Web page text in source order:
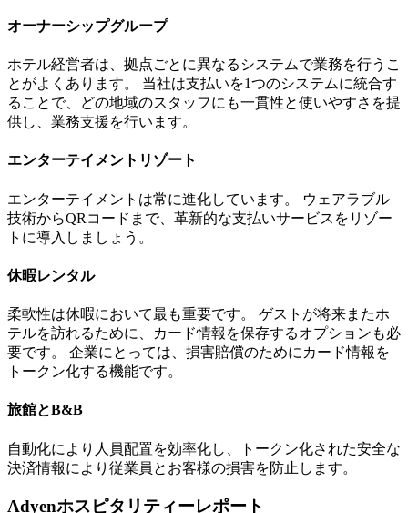
オーナーシップグループ
ホテル経営者は、拠点ごとに異なるシステムで業務を行うこ
とがよくあります。 当社は支払いを1つのシステムに統合す
ることで、どの地域のスタッフにも一貫性と使いやすさを提
供し、業務支援を行います。
エンターテイメントリゾート
エンターテイメントは常に進化しています。 ウェアラブル
技術からQRコードまで、革新的な支払いサービスをリゾー
トに導入しましょう。
休暇レンタル
柔軟性は休暇において最も重要です。 ゲストが将来またホ
テルを訪れるために、カード情報を保存するオプションも必
要です。 企業にとっては、損害賠償のためにカード情報を
トークン化する機能です。
旅館とB&B
自動化により人員配置を効率化し、トークン化された安全な
決済情報により従業員とお客様の損害を防止します。
Adyenホスピタリティーレポート